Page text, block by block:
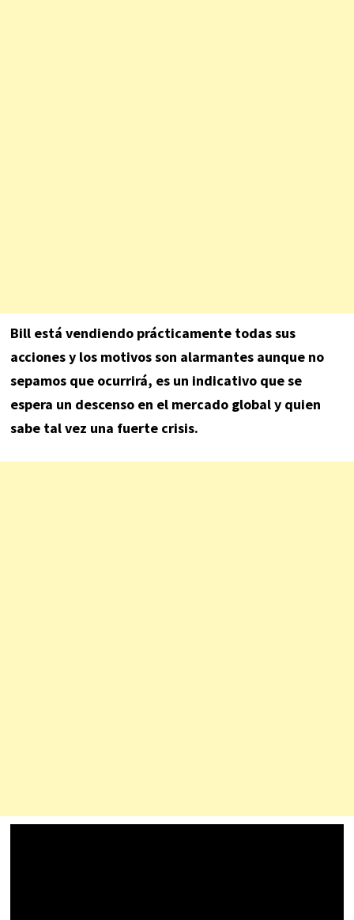
Bill está vendiendo prácticamente todas sus
acciones y los motivos son alarmantes aunque no
sepamos que ocurrirá, es un indicativo que se
espera un descenso en el mercado global y quien
sabe tal vez una fuerte crisis.